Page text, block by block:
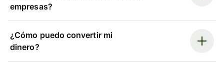
empresas?
¿Cómo puedo convertir mi
dinero?